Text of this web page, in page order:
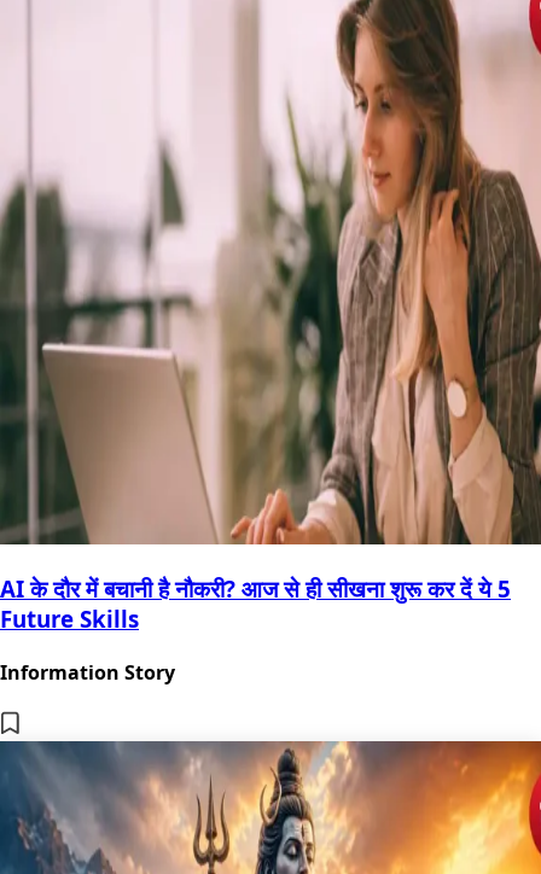
AI के दौर में बचानी है नौकरी? आज से ही सीखना शुरू कर दें ये 5
Future Skills
Information Story